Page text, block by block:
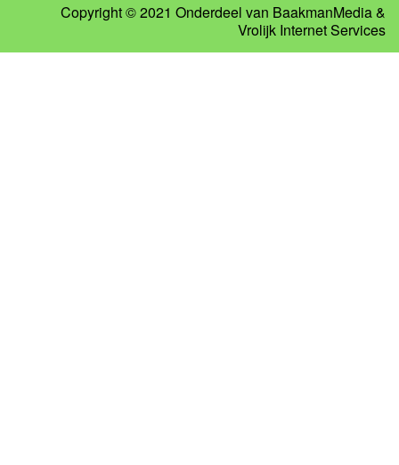
Copyright © 2021 Onderdeel van BaakmanMedia&
Vrolijk Internet Services